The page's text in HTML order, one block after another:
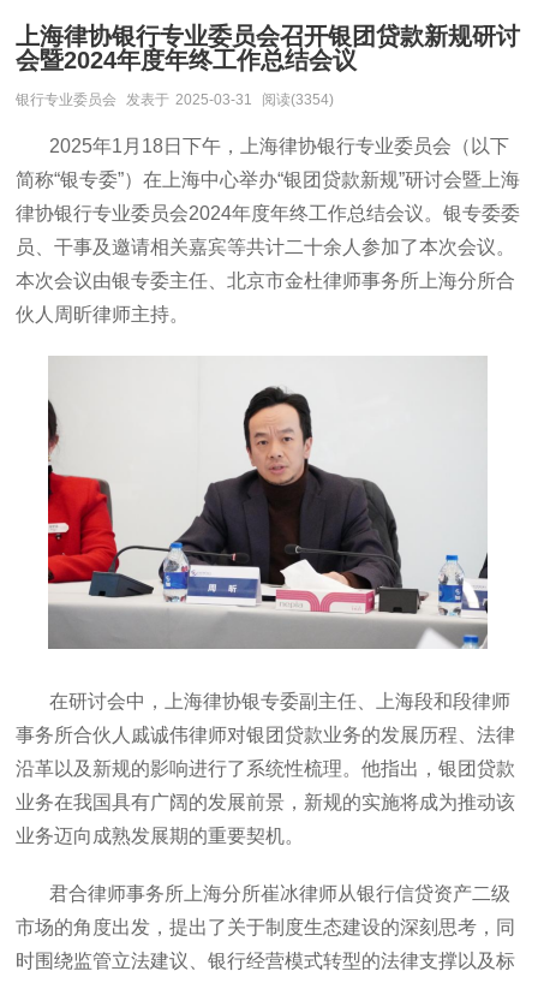
上海律协银行专业委员会召开银团贷款新规研讨
会暨2024年度年终工作总结会议
银行专业委员会 发表于 2025-03-31 阅读(3354)
2025年1月18日下午，上海律协银行专业委员会（以下
简称“银专委”）在上海中心举办“银团贷款新规”研讨会暨上海
律协银行专业委员会2024年度年终工作总结会议。银专委委
员、干事及邀请相关嘉宾等共计二十余人参加了本次会议。
本次会议由银专委主任、北京市金杜律师事务所上海分所合
伙人周昕律师主持。
在研讨会中，上海律协银专委副主任、上海段和段律师
事务所合伙人戚诚伟律师对银团贷款业务的发展历程、法律
沿革以及新规的影响进行了系统性梳理。他指出，银团贷款
业务在我国具有广阔的发展前景，新规的实施将成为推动该
业务迈向成熟发展期的重要契机。
君合律师事务所上海分所崔冰律师从银行信贷资产二级
市场的角度出发，提出了关于制度生态建设的深刻思考，同
时围绕监管立法建议、银行经营模式转型的法律支撑以及标